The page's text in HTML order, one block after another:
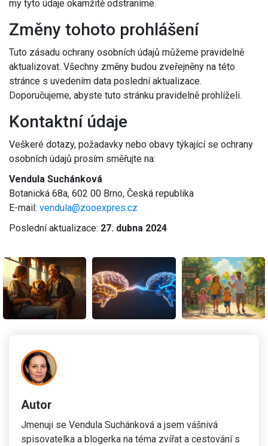
my tyto údaje okamžitě odstraníme.
Změny tohoto prohlášení
Tuto zásadu ochrany osobních údajů můžeme pravidelně
aktualizovat. Všechny změny budou zveřejněny na této
stránce s uvedením data poslední aktualizace.
Doporučujeme, abyste tuto stránku pravidelně prohlíželi.
Kontaktní údaje
Veškeré dotazy, požadavky nebo obavy týkající se ochrany
osobních údajů prosím směřujte na:
Vendula Suchánková
Botanická 68a, 602 00 Brno, Česká republika
E-mail: vendula@zooexpres.cz
Poslední aktualizace: 27. dubna 2024
Autor
Jmenuji se Vendula Suchánková a jsem vášnivá
spisovatelka a blogerka na téma zvířat a cestování s